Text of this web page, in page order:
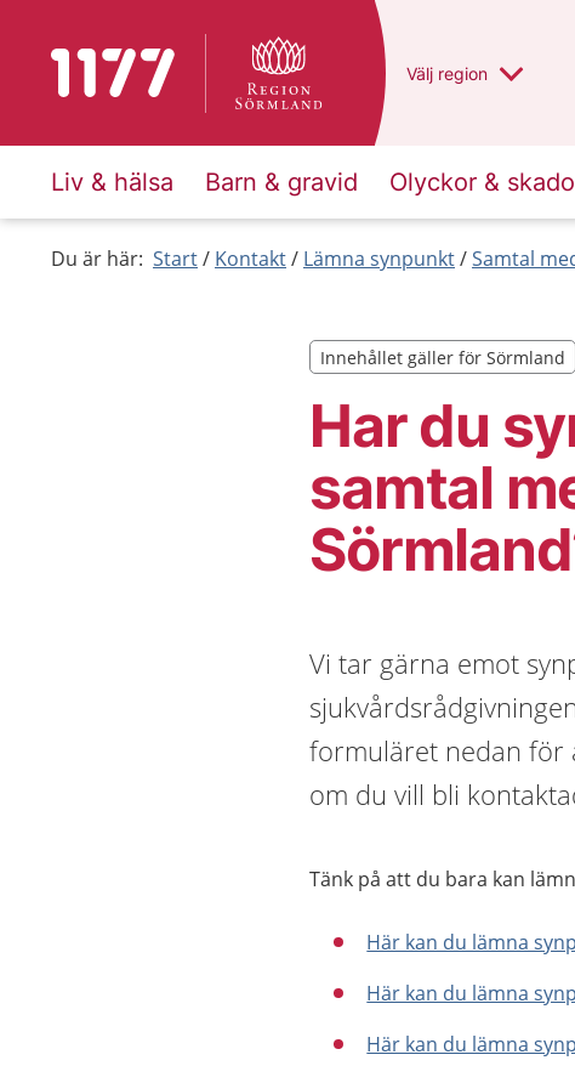
Till startsidan för 1177 Du har valt region
Välj en annan
region
Liv & hälsa Barn & gravid Olyckor &
Du är här: Start Kontakt Lämna synpunkt Samtal
Har du
samtal
Innehållet gäller för Sörmland
Innehållet gäller för Sörmland
Vi tar gärna emot
formuläret nedan för
om du vill bli
Tänk på att du bara kan
Här kan du lämna
Här kan du lämna
Här kan du lämna